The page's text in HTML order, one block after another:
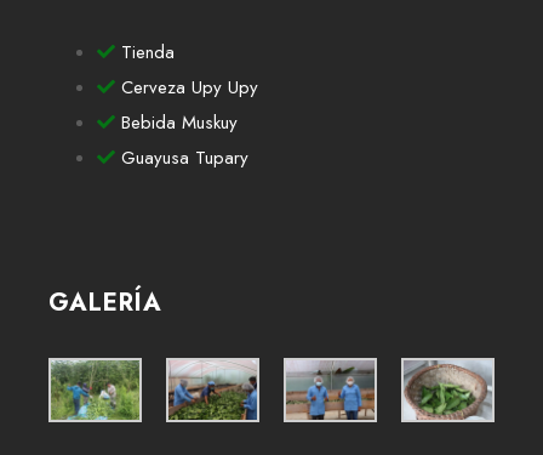
Tienda
Cerveza Upy Upy
Bebida Muskuy
Guayusa Tupary
GALERÍA